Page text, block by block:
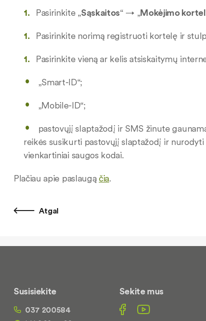
Pasirinkite „Sąskaitos“ → „Mokėjimo
Pasirinkite norimą registruoti kortelę ir
Pasirinkite vieną ar kelis atsiskaitymų
„Smart-ID“;
„Mobile-ID“;
pastovųjį slaptažodį ir SMS žinute
reikės susikurti pastovųjį slaptažodį ir
vienkartiniai saugos kodai.
Plačiau apie paslaugą čia.
Atgal
Susisiekite
037 200584
Sekite mus